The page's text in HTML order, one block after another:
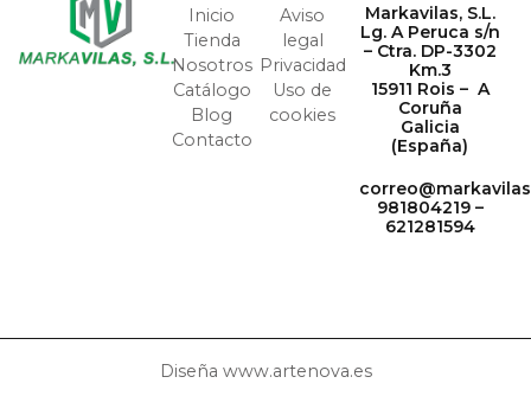
Inicio
Tienda
Nosotros
Catálogo
Blog
Contacto
Aviso
legal
Privacidad
Uso de
cookies
Markavilas, S.L.
Lg. A Peruca s/n
– Ctra. DP-3302
Km.3
15911 Rois – A
Coruña
Galicia
(España)
981804219 –
621281594
Diseña www.artenova.es